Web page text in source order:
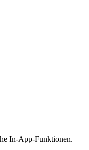
In-App-Funktionen.